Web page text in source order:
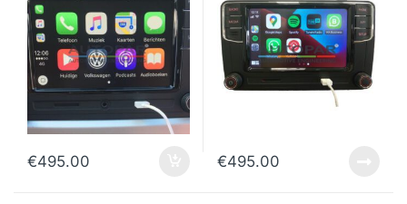
€495.00 €495.00